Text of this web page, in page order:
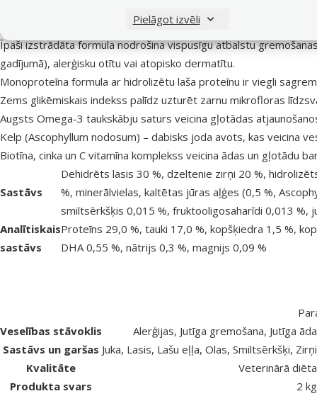
Pielāgot izvēli
Lieliska izvēle kaķiem ar pārtikas alerģijām, jutīgu gremošanu un
Bezgraudu formula sniedz kaķiem sabalansētu uzturu un
Īpaši izstrādāta formula nodrošina vispusīgu atbalstu
gadījumā), alerģisku otītu vai atopisko dermatītu.
Monoproteīna formula ar hidrolizētu laša proteīnu ir viegli
Zems glikēmiskais indekss palīdz uzturēt zarnu mikrofloras
Augsts Omega-3 taukskābju saturs veicina gļotādas
Kelp (Ascophyllum nodosum) – dabisks joda avots, kas veicina
Biotīna, cinka un C vitamīna komplekss veicina ādas un gļotādu
Sastāvs
Dehidrēts lasis 30 %, dzeltenie zirņi 20 %,
%, minerālvielas, kaltētas jūras aļģes (0,5 %,
smiltsērkšķis 0,015 %, fruktooligosaharīdi 0,013 %,
Analītiskais
sastāvs
Proteīns 29,0 %, tauki 17,0 %, kopšķiedra 1,5 %,
DHA 0,55 %, nātrijs 0,3 %, magnijs 0,09 %
Veselības stāvoklis
Alerģijas, Jutīga gremošana, Jutīga āda
Sastāvs un garšas Juka, Lasis, Lašu eļļa, Olas, Smiltsērkšķi, Zirņi
Kvalitāte
Veterinārā diēta
Produkta svars
2 kg